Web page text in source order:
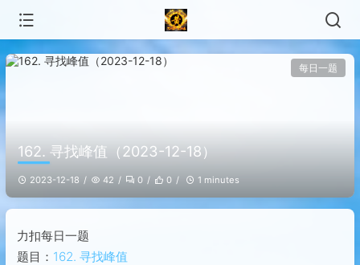
每日一题
162. 寻找峰值（2023-12-18）
2023-12-18 42 0 0 1 minutes
力扣每日一题
题目： 162. 寻找峰值